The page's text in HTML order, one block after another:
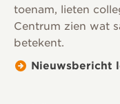
toenam, lieten
Centrum zien wat
betekent.
Nieuwsbericht